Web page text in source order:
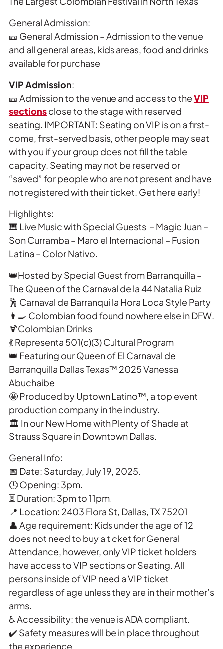
General Admission:
🎫 General Admission – Admission to the venue
and all general areas, kids areas, food and drinks
available for purchase
VIP Admission:
🎫 Admission to the venue and access to theVIP
sectionsclose to the stage with reserved
seating. IMPORTANT: Seating on VIP is on a first-
come, first-served basis, other people may seat
with you if your group does not fill the table
capacity. Seating may not be reserved or
“saved” for people who are not present and have
not registered with their ticket. Get here early!
Highlights:
🎹 Live Music with Special Guests – Magic Juan –
Son Curramba – Maro el Internacional – Fusion
Latina – Color Nativo.
👑Hosted by Special Guest from Barranquilla –
The Queen of the Carnaval de la 44 Natalia Ruiz
🕺 Carnaval de Barranquilla Hora Loca Style Party
👨‍🍳 Colombian food found nowhere else in DFW.
🍹Colombian Drinks
💃 Representa 501(c)(3) Cultural Program
👑 Featuring our Queen of El Carnaval de
Barranquilla Dallas Texas™ 2025 Vanessa
Abuchaibe
🤩 Produced by Uptown Latino™, a top event
production company in the industry.
🏛️ In our New Home with Plenty of Shade at
Strauss Square in Downtown Dallas.
General Info:
📅 Date: Saturday, July 19, 2025.
🕒 Opening: 3pm.
⏳ Duration: 3pm to 11pm.
📍 Location: 2403 Flora St, Dallas, TX 75201
👤 Age requirement: Kids under the age of 12
does not need to buy a ticket for General
Attendance, however, only VIP ticket holders
have access to VIP sections or Seating. All
persons inside of VIP need a VIP ticket
regardless of age unless they are in their mother’s
arms.
♿ Accessibility: the venue is ADA compliant.
✔️ Safety measures will be in place throughout
the experience.